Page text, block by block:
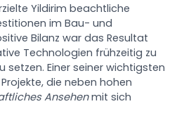
Yildirim beachtliche
im Bau- und
Bilanz war das Resultat
Technologien frühzeitig zu
setzen. Einer seiner wichtigsten
die neben hohen
Ansehenmit sich